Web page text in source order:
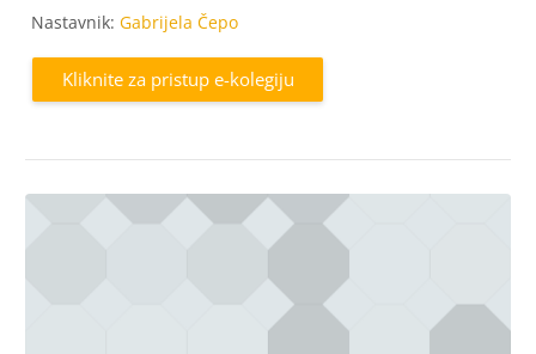
Nastavnik: Gabrijela Čepo
Kliknite za pristup e-kolegiju